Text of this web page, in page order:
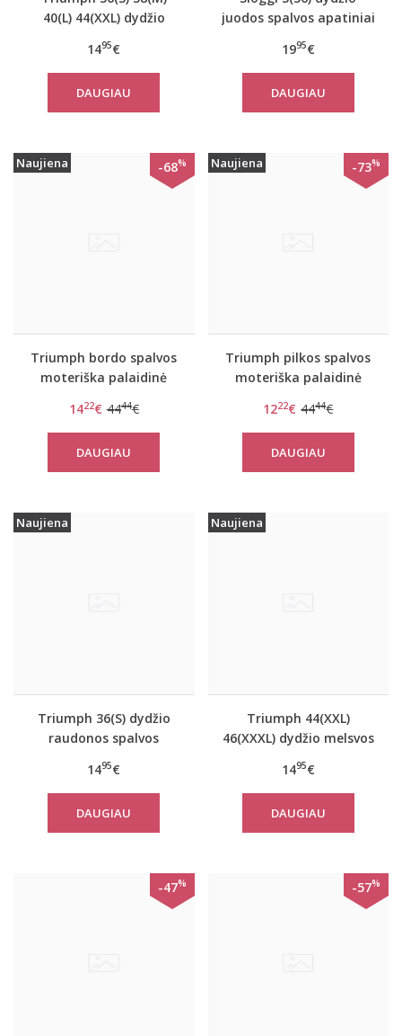
40(L) 44(XXL) dydžio
medvilninė miego
palaidinė Mix Match
TOP SSL 01 X
1495€
DAUGIAU
juodos spalvos apatiniai
Shirt 01
1995€
DAUGIAU
Naujiena -68%
Triumph bordo spalvos
moteriška palaidinė
1422€ 4444€
DAUGIAU
Naujiena -73%
Triumph pilkos spalvos
moteriška palaidinė
1222€ 4444€
DAUGIAU
Naujiena
Triumph 36(S) dydžio
raudonos spalvos
miego palaidinė Mix
Match LSL TOP 02
1495€
DAUGIAU
Naujiena
Triumph 44(XXL)
46(XXXL) dydžio melsvos
medvilninė miego
palaidinė Mix Match LSL
TOP Chest Pocket 01
1495€
DAUGIAU
-47% -57%